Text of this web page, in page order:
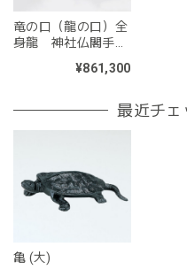
竜の口（龍の口）全
身龍 神社仏閣手水
¥861,300
最近チェ
亀 (大)